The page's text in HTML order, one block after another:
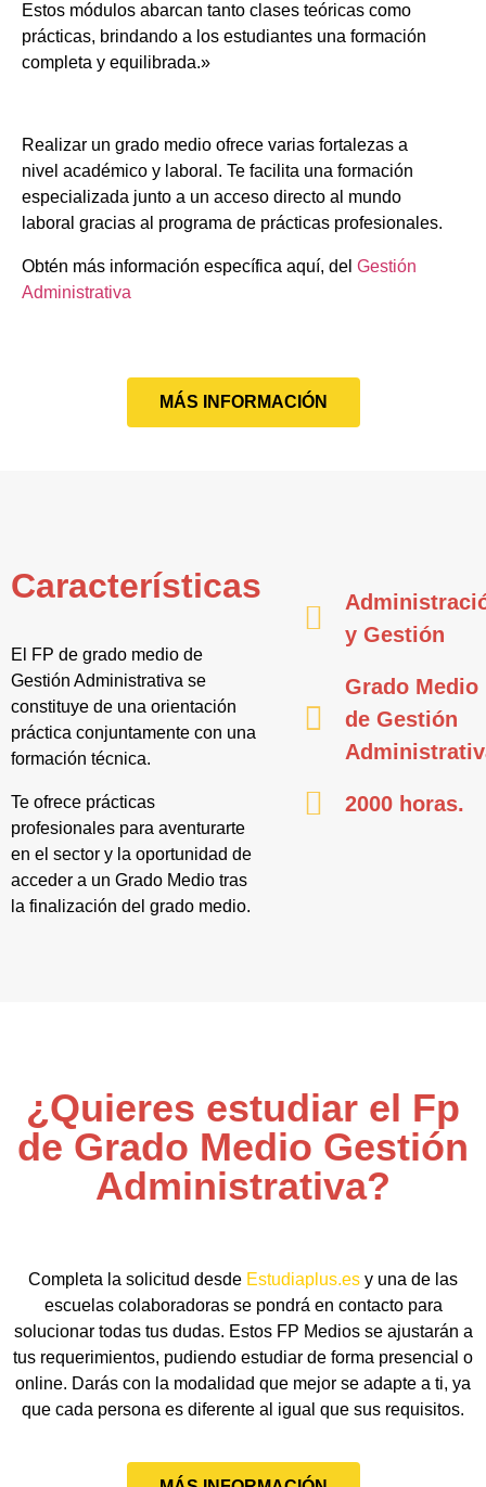
Estos módulos abarcan tanto clases teóricas como
prácticas, brindando a los estudiantes una formación
completa y equilibrada.»
Realizar un grado medio ofrece varias fortalezas a
nivel académico y laboral. Te facilita una formación
especializada junto a un acceso directo al mundo
laboral gracias al programa de prácticas profesionales.
Obtén más información específica aquí, del Gestión
Administrativa
MÁS INFORMACIÓN
Características
El FP de grado medio de
Gestión Administrativa se
constituye de una orientación
práctica conjuntamente con una
formación técnica.
Te ofrece prácticas
profesionales para aventurarte
en el sector y la oportunidad de
acceder a un Grado Medio tras
la finalización del grado medio.
y Gestión
Grado Medio
de Gestión
2000 horas.
¿Quieres estudiar el Fp
de Grado Medio Gestión
Administrativa?
Completa la solicitud desde Estudiaplus.es y una de las
escuelas colaboradoras se pondrá en contacto para
solucionar todas tus dudas. Estos FP Medios se ajustarán a
tus requerimientos, pudiendo estudiar de forma presencial o
online. Darás con la modalidad que mejor se adapte a ti, ya
que cada persona es diferente al igual que sus requisitos.